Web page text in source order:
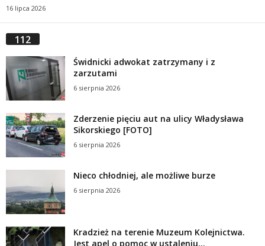
16 lipca 2026
112
Świdnicki adwokat zatrzymany i z
zarzutami
6 sierpnia 2026
Zderzenie pięciu aut na ulicy Władysława
Sikorskiego [FOTO]
6 sierpnia 2026
Nieco chłodniej, ale możliwe burze
6 sierpnia 2026
Kradzież na terenie Muzeum Kolejnictwa.
Jest apel o pomoc w ustaleniu...